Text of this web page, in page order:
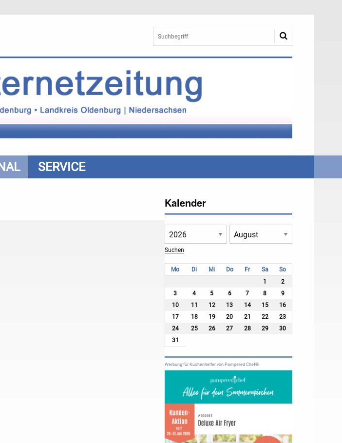
SERVICE
Kalender
Mo Di Mi Do Fr Sa
So
1
2
3
4 5 6 7 8
9
10
11 12 13 14 15
16
17
18 19 20 21 22
23
24
25 26 27 28 29
30
31
Werbung für Küchenhelfer von Pampered Chef®